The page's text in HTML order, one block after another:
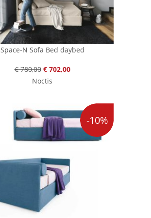
Space-N Sofa Bed daybed
€ 780,00 € 702,00
Noctis
-10%